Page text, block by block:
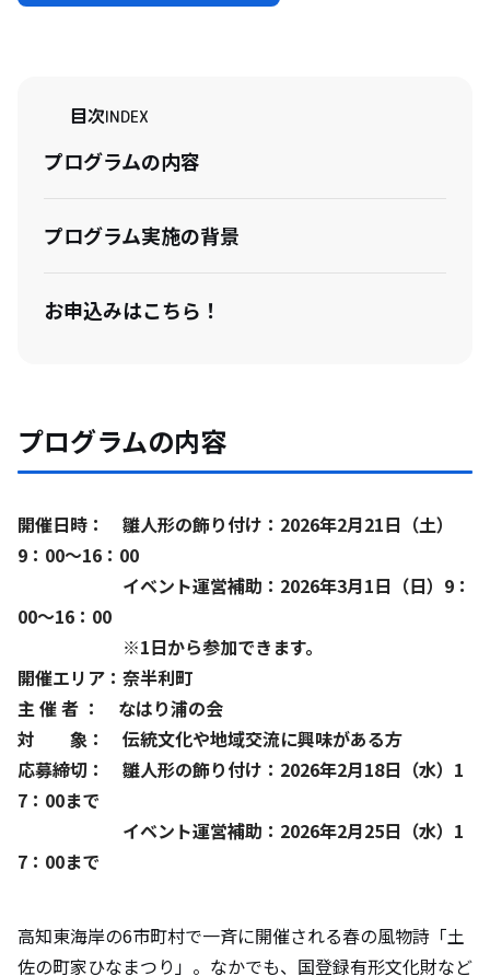
目次INDEX
プログラムの内容
プログラム実施の背景
お申込みはこちら！
プログラムの内容
開催日時： 雛人形の飾り付け：2026年2月21日（土）
9：00〜16：00
イベント運営補助：2026年3月1日（日）9：
00〜16：00
※1日から参加できます。
開催エリア：奈半利町
主 催 者 ： なはり浦の会
対 象： 伝統文化や地域交流に興味がある方
応募締切： 雛人形の飾り付け：2026年2月18日（水）1
7：00まで
イベント運営補助：2026年2月25日（水）1
7：00まで
高知東海岸の6市町村で一斉に開催される春の風物詩「土
佐の町家ひなまつり」。なかでも、国登録有形文化財など